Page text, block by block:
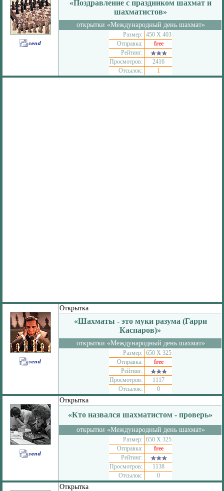
«Поздравление с праздником шахмат и
шахматистов»
открытки «Международный день шахмат»
Размер: 450 Х 403
Отправка:
free
Рейтинг:
Просмотров:
2416
Отсылок:
1
Открытка
«Шахматы - это муки разума (Гарри
Каспаров)»
открытки «Международный день шахмат»
Размер: 650 Х 325
Отправка:
free
Рейтинг:
Просмотров:
1117
Отсылок:
0
Открытка
«Кто назвался шахматистом - проверь»
открытки «Международный день шахмат»
Размер: 650 Х 325
Отправка:
free
Рейтинг:
Просмотров:
1138
Отсылок:
0
Открытка